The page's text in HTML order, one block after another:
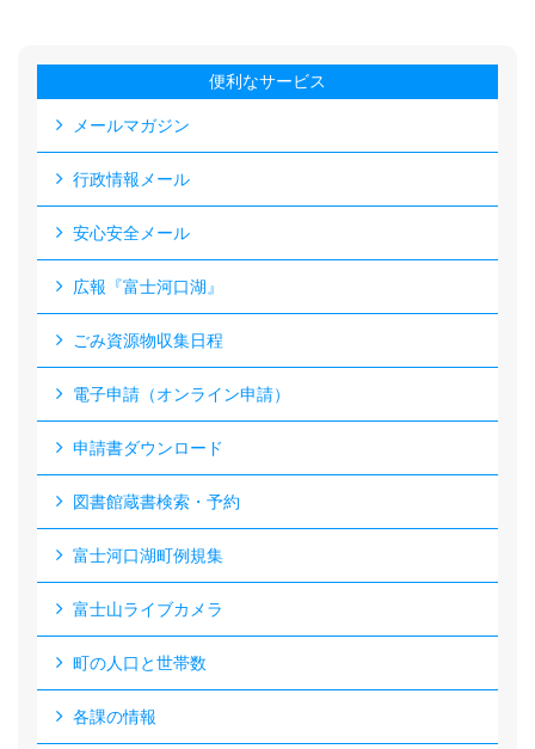
便利なサービス
メールマガジン
行政情報メール
安心安全メール
広報『富士河口湖』
ごみ資源物収集日程
電子申請（オンライン申請）
申請書ダウンロード
図書館蔵書検索・予約
富士河口湖町例規集
富士山ライブカメラ
町の人口と世帯数
各課の情報